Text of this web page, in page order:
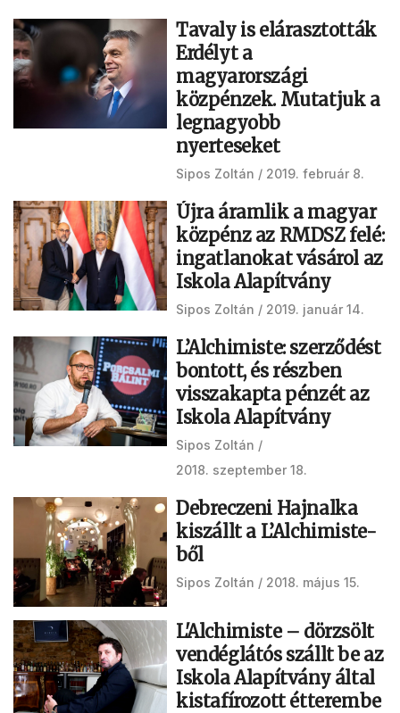
Tavaly is elárasztották
Erdélyt a
magyarországi
közpénzek. Mutatjuk a
legnagyobb
nyerteseket
Sipos Zoltán 2019. február 8.
Újra áramlik a magyar
közpénz az RMDSZ felé:
ingatlanokat vásárol az
Iskola Alapítvány
Sipos Zoltán 2019. január 14.
L’Alchimiste: szerződést
bontott, és részben
visszakapta pénzét az
Iskola Alapítvány
Sipos Zoltán
2018. szeptember 18.
Debreczeni Hajnalka
kiszállt a L’Alchimiste-
ből
Sipos Zoltán 2018. május 15.
L'Alchimiste – dörzsölt
vendéglátós szállt be az
Iskola Alapítvány által
kistafírozott étterembe